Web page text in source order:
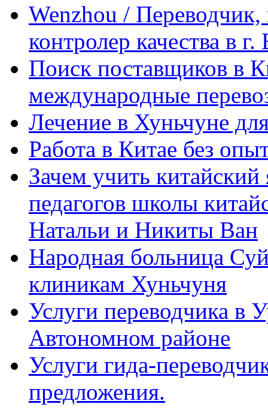
Wenzhou / Переводчик,
контролер качества в
Поиск поставщиков в
международные
Лечение в Хуньчуне
Работа в Китае без
Зачем учить
педагогов школы
Натальи и Никиты Ван
Народная больница
клиникам Хуньчуня
Услуги переводчика в
Автономном районе
Услуги гида-
предложения.